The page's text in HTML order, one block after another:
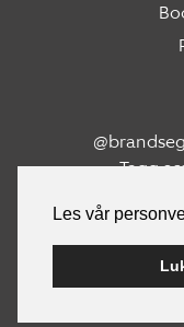
Les vår
Tagg